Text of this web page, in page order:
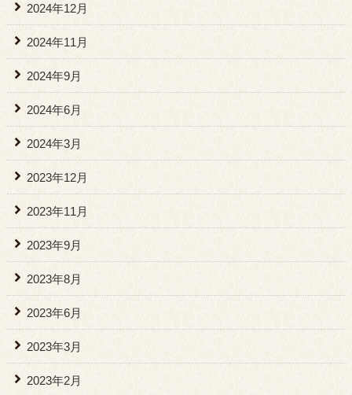
2024年12月
2024年11月
2024年9月
2024年6月
2024年3月
2023年12月
2023年11月
2023年9月
2023年8月
2023年6月
2023年3月
2023年2月